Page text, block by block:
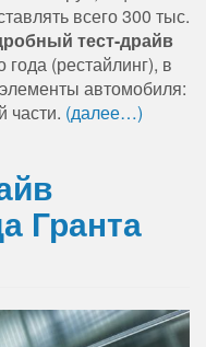
всего 300 тыс.
тест-драйв
(рестайлинг), в
автомобиля:
части. (далее…)
Гранта